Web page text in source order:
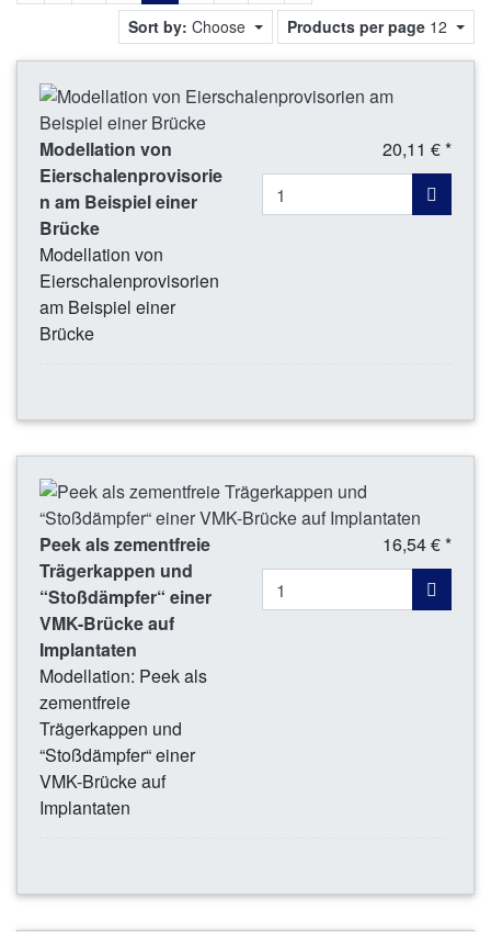
Sort by: Choose Products per page 12
Modellation von
Eierschalenprovisorie
n am Beispiel einer
Brücke
Modellation von
Eierschalenprovisorien
am Beispiel einer
Brücke
20,11 € *
Peek als zementfreie
Trägerkappen und
“Stoßdämpfer“ einer
VMK-Brücke auf
Implantaten
Modellation: Peek als
zementfreie
Trägerkappen und
“Stoßdämpfer“ einer
VMK-Brücke auf
Implantaten
16,54 € *